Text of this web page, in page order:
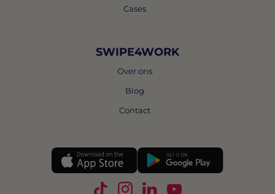
Cases
SWIPE4WORK
Over ons
Blog
Contact